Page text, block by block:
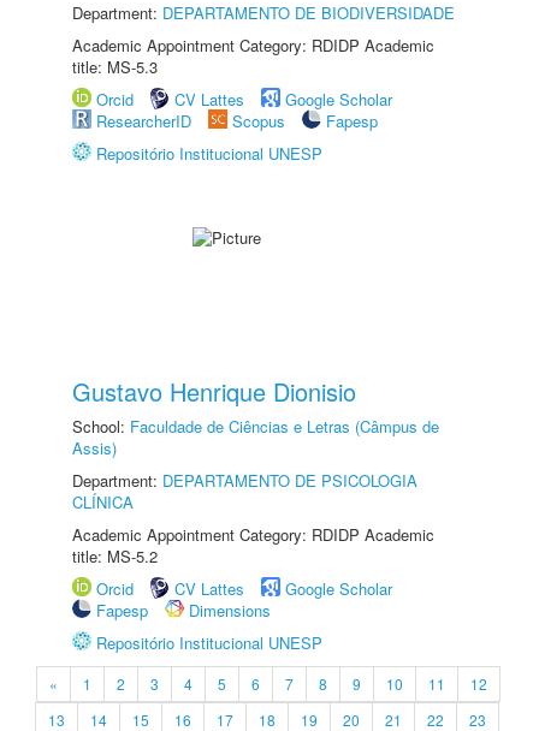
Department: DEPARTAMENTO DE BIODIVERSIDADE
Academic Appointment Category: RDIDP Academic
title: MS-5.3
Orcid
CV Lattes
Google Scholar
ResearcherID
Scopus
Fapesp
Repositório Institucional UNESP
Gustavo Henrique Dionisio
School: Faculdade de Ciências e Letras (Câmpus de
Assis)
Department: DEPARTAMENTO DE PSICOLOGIA
CLÍNICA
Academic Appointment Category: RDIDP Academic
title: MS-5.2
Orcid
CV Lattes
Google Scholar
Fapesp
Dimensions
Repositório Institucional UNESP
« 1 2 3 4 5 6 7 8 9 10 11
12
13
14 15 16 17 18 19 20 21 22
23